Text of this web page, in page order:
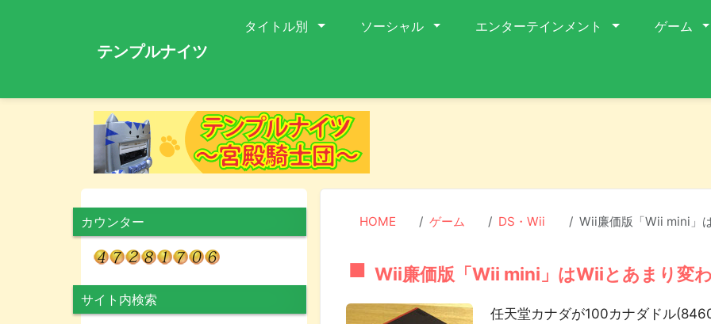
テンプルナイツ
タイトル別 ソーシャル エンターテインメント ゲーム
HOME ゲーム DS・Wii Wii廉価版「Wii mini」
Wii廉価版「Wii mini」はWiiとあまり変
任天堂カナダが100カナダドル
カウンター
サイト内検索